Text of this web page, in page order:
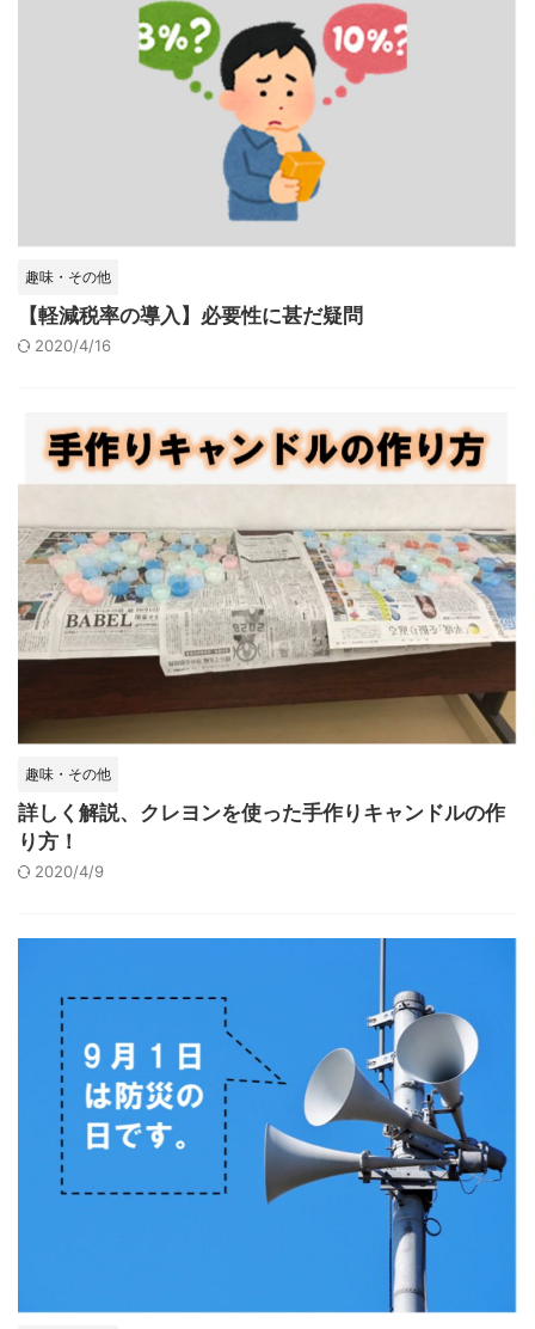
趣味・その他
【軽減税率の導入】必要性に甚だ疑問
2020/4/16
趣味・その他
詳しく解説、クレヨンを使った手作りキャンドルの作
り方！
2020/4/9